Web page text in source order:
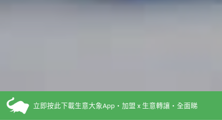
立即按此下載生意大象App・加盟 x 生意轉讓・全面睇